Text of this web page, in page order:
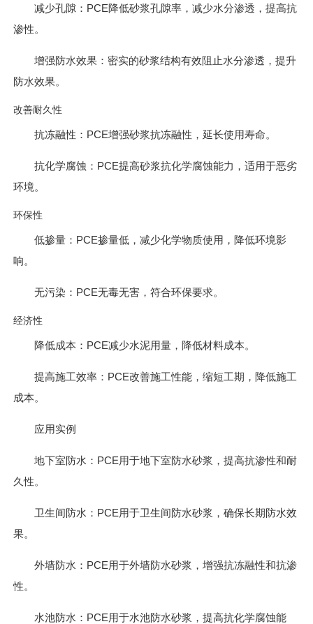
减少孔隙：PCE降低砂浆孔隙率，减少水分渗透，提高抗
渗性。
增强防水效果：密实的砂浆结构有效阻止水分渗透，提升
防水效果。
改善耐久性
抗冻融性：PCE增强砂浆抗冻融性，延长使用寿命。
抗化学腐蚀：PCE提高砂浆抗化学腐蚀能力，适用于恶劣
环境。
环保性
低掺量：PCE掺量低，减少化学物质使用，降低环境影
响。
无污染：PCE无毒无害，符合环保要求。
经济性
降低成本：PCE减少水泥用量，降低材料成本。
提高施工效率：PCE改善施工性能，缩短工期，降低施工
成本。
应用实例
地下室防水：PCE用于地下室防水砂浆，提高抗渗性和耐
久性。
卫生间防水：PCE用于卫生间防水砂浆，确保长期防水效
果。
外墙防水：PCE用于外墙防水砂浆，增强抗冻融性和抗渗
性。
水池防水：PCE用于水池防水砂浆，提高抗化学腐蚀能